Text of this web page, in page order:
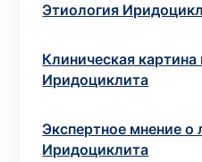
Этиология
Клиническая
Иридоциклита
Экспертное мнение о
Иридоциклита
Выбрать клинику